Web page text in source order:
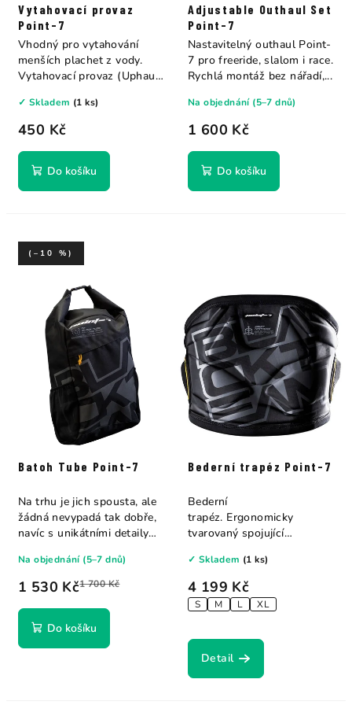
t
ů
Vytahovací provaz
Point-7
450 Kč
✓ Skladem (1 ks)
Do košíku
Vhodný pro vytahování
menších plachet z vody.
Vytahovací provaz (Uphaul
Adjustable Outhaul Set
Point-7
1 600 Kč
Na objednání (5–7 dnů)
Do košíku
Nastavitelný outhaul Point-
7 pro freeride, slalom i race.
Rychlá montáž bez nářadí,...
Batoh Tube Point-7
1 530 Kč1 700 Kč
(–10 %)
Na objednání (5–7 dnů)
Do košíku
Na trhu je jich spousta, ale
žádná nevypadá tak dobře,
navíc s unikátními detaily
Bederní trapéz Point-7
4 199 Kč
S M L XL
✓ Skladem (1 ks)
Detail
Bederní
trapéz. Ergonomicky
tvarovaný spojující
maximální podporou.